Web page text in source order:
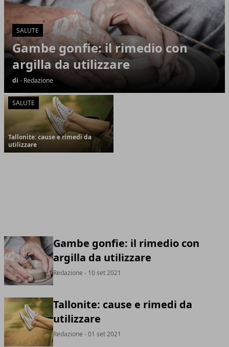
SALUTE
Gambe gonfie: il rimedio con
argilla da utilizzare
di - Redazione
SALUTE
Tallonite: cause e rimedi da
utilizzare
Gambe gonfie: il rimedio con
argilla da utilizzare
Redazione - 10 set 2021
Tallonite: cause e rimedi da
utilizzare
Redazione - 01 set 2021